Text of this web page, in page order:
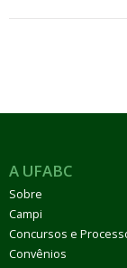
A UFABC
Sobre
Campi
Concursos e
Convênios